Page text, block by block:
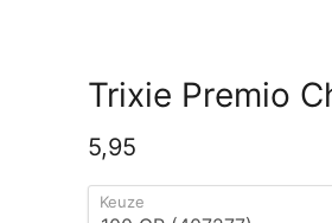
Trixie Premio
Huidige prijs
5,95
Keuze